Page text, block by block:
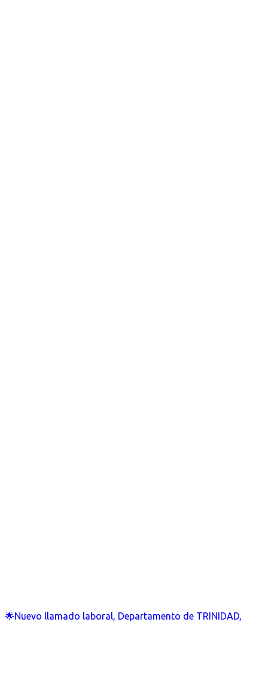
🌟Nuevo llamado laboral, Departamento de TRINIDAD,